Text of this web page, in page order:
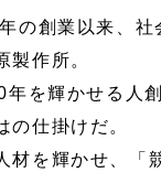
の創業以来、社
製作所。
年を輝かせる人
の仕掛けだ。
材を輝かせ、「